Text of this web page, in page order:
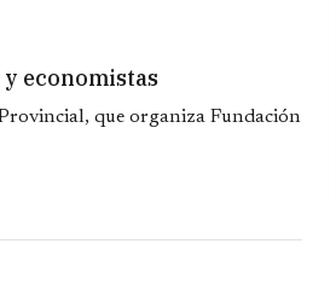
economistas
que organiza Fundación